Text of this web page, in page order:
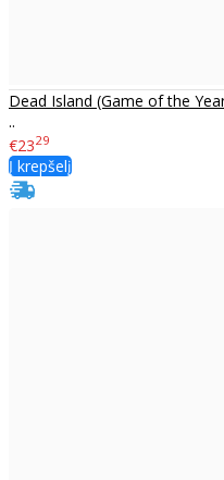
Dead Island (Game of the
..
€2329
Į krepšelį